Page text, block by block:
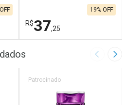
FECHAR
FECHAR
R$37,25
19% OFF
Laboratório
Por Menos
Imagem
Patrocinado